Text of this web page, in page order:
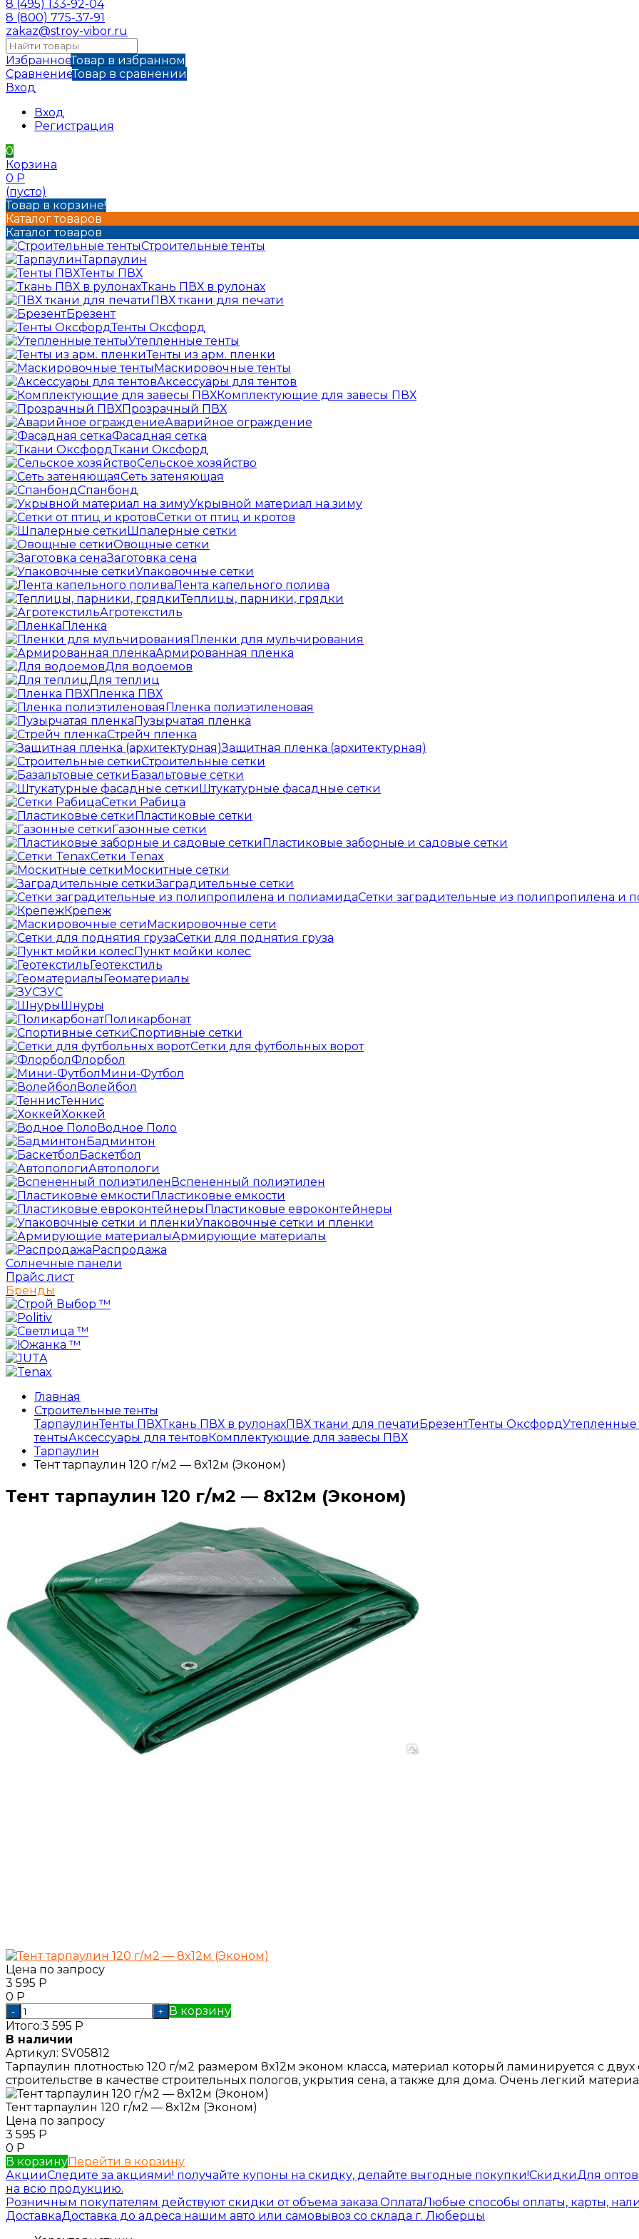
8 (495) 133-92-04
8 (800) 775-37-91
zakaz@stroy-vibor.ru
ИзбранноеТовар в избранном
СравнениеТовар в сравнении
Вход
Вход
Регистрация
0
Корзина
0 Р
(пусто)
Товар в корзине!
Каталог товаров
Каталог товаров
Строительные тенты
Тарпаулин
Тенты ПВХ
Ткань ПВХ в рулонах
ПВХ ткани для печати
Брезент
Тенты Оксфорд
Утепленные тенты
Тенты из арм. пленки
Маскировочные тенты
Аксессуары для тентов
Комплектующие для завесы ПВХ
Прозрачный ПВХ
Аварийное ограждение
Фасадная сетка
Ткани Оксфорд
Сельское хозяйство
Сеть затеняющая
Спанбонд
Укрывной материал на зиму
Сетки от птиц и кротов
Шпалерные сетки
Овощные сетки
Заготовка сена
Упаковочные сетки
Лента капельного полива
Теплицы, парники, грядки
Агротекстиль
Пленка
Пленки для мульчирования
Армированная пленка
Для водоемов
Для теплиц
Пленка ПВХ
Пленка полиэтиленовая
Пузырчатая пленка
Cтрейч пленка
Защитная пленка (архитектурная)
Строительные сетки
Базальтовые сетки
Штукатурные фасадные сетки
Сетки Рабица
Пластиковые сетки
Газонные сетки
Пластиковые заборные и садовые сетки
Сетки Tenax
Москитные сетки
Заградительные сетки
Сетки заградительные из полипропилена и
Крепеж
Маскировочные сети
Сетки для поднятия груза
Пункт мойки колес
Геотекстиль
Геоматериалы
ЗУС
Шнуры
Поликарбонат
Спортивные сетки
Сетки для футбольных ворот
Флорбол
Мини-Футбол
Волейбол
Теннис
Хоккей
Водное Поло
Бадминтон
Баскетбол
Автопологи
Вспененный полиэтилен
Пластиковые емкости
Пластиковые евроконтейнеры
Упаковочные сетки и пленки
Армирующие материалы
Распродажа
Солнечные панели
Прайс лист
Бренды
Главная
Строительные тенты
ТарпаулинТенты ПВХТкань ПВХ в рулонахПВХ ткани для печатиБрезентТенты ОксфордУтепленные
тентыАксессуары для тентовКомплектующие для завесы ПВХ
Тарпаулин
Тент тарпаулин 120 г/м2 — 8x12м (Эконом)
Тент тарпаулин 120 г/м2 — 8x12м (Эконом)
Цена по запросу
3 595 Р
0 Р
- + В корзину
Итого:3 595 Р
В наличии
Артикул: SV05812
Тарпаулин плотностью 120 г/м2 размером 8x12м эконом класса, материал который ламинируется с
строительстве в качестве строительных пологов, укрытия сена, а также для дома. Очень легкий
Тент тарпаулин 120 г/м2 — 8x12м (Эконом)
Цена по запросу
3 595 Р
0 Р
В корзинуПерейти в корзину
АкцииСледите за акциями! получайте купоны на скидку, делайте выгодные покупки!СкидкиДля
на всю продукцию.
Розничным покупателям действуют скидки от объема заказа.ОплатаЛюбые способы оплаты, карты,
ДоставкаДоставка до адреса нашим авто или самовывоз со склада г. Люберцы